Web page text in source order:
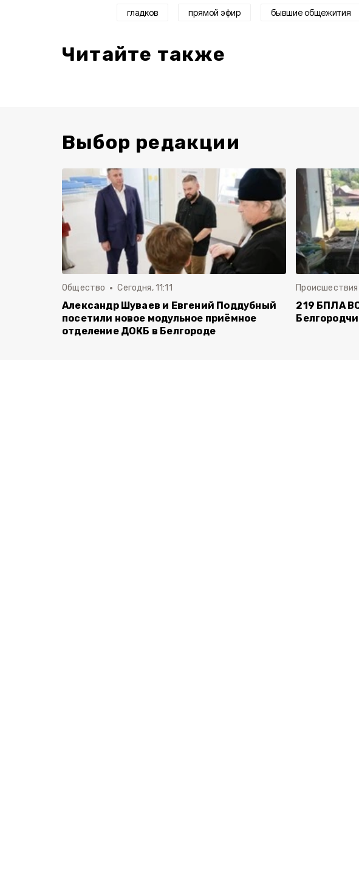
гладков прямой эфир бывшие общежития
Читайте также
Выбор редакции
Общество Сегодня, 11:11
Александр Шуваев и Евгений Поддубный
посетили новое модульное приёмное
отделение ДОКБ в Белгороде
Происшествия
219 БПЛА